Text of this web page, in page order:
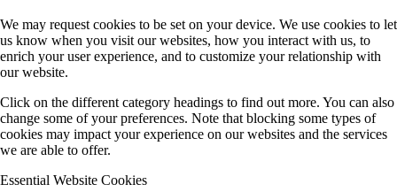
We may request cookies to be set on your device. We use cookies to let
us know when you visit our websites, how you interact with us, to
enrich your user experience, and to customize your relationship with
our website.
Click on the different category headings to find out more. You can also
change some of your preferences. Note that blocking some types of
cookies may impact your experience on our websites and the services
we are able to offer.
Essential Website Cookies